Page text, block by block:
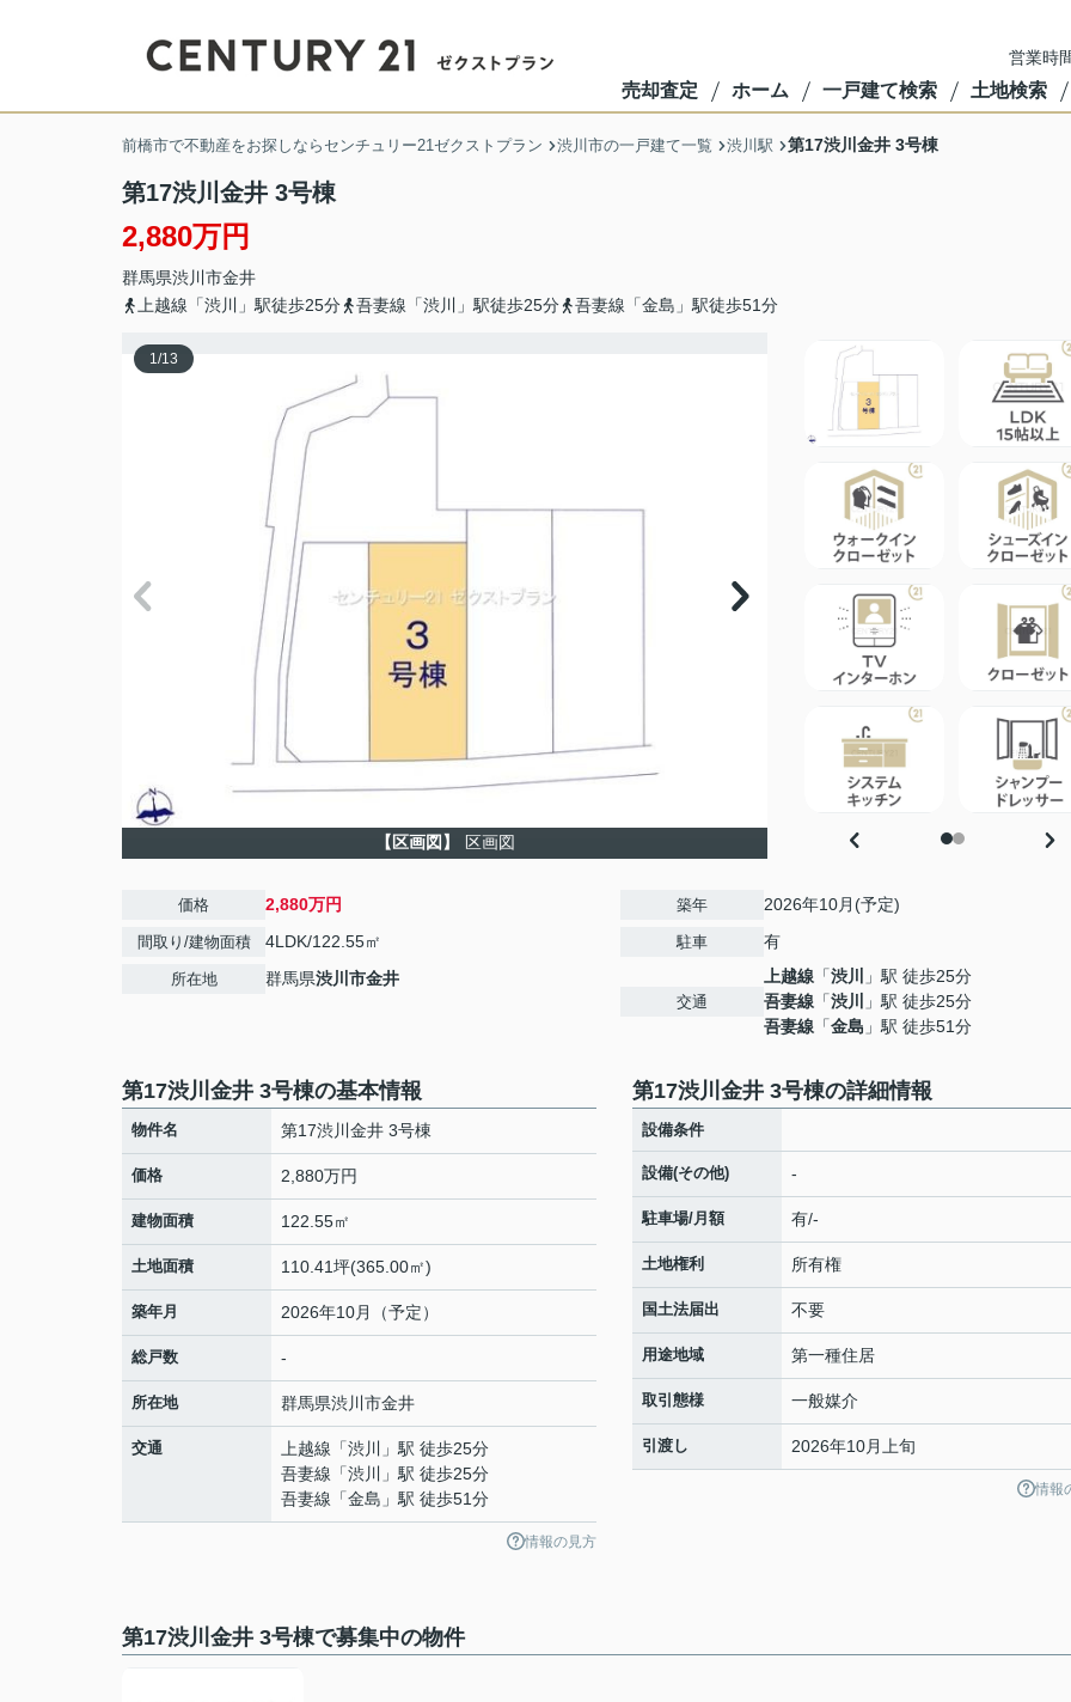
営業時
売却査定 ホーム 一戸建て検索 土地検索
前橋市で不動産をお探しならセンチュリー21ゼクストプラン 渋川市の一戸建て一覧 渋川駅 第17渋川金井 3号棟
第17渋川金井 3号棟
2,880万円
群馬県渋川市金井
上越線「渋川」駅徒歩25分
吾妻線「渋川」駅徒歩25分 吾妻線「金島」駅徒歩51分
1/13
【区画図】 区画図
価格 2,880万円
間取り/建物面積 4LDK/122.55㎡
所在地 群馬県渋川市金井
築年 2026年10月(予定)
駐車 有
交通
上越線 「渋川
」駅 徒歩25分
吾妻線 「渋川
」駅 徒歩25分
吾妻線 「金島 」駅 徒歩51分
第17渋川金井 3号棟の基本情報
物件名 第17渋川金井 3号棟
価格 2,880万円
建物面積 122.55㎡
土地面積 110.41坪(365.00㎡)
築年月 2026年10月（予定）
総戸数 -
所在地 群馬県渋川市金井
交通 上越線 「渋川
」駅 徒歩25分
吾妻線 「渋川
」駅 徒歩25分
吾妻線 「金島 」駅 徒歩51分
情報の見方
第17渋川金井 3号棟の詳細情報
設備条件
設備(その他) -
駐車場/月額 有/-
土地権利 所有権
国土法届出 不要
用途地域 第一種住居
取引態様 一般媒介
引渡し 2026年10月上旬
情報
第17渋川金井 3号棟で募集中の物件